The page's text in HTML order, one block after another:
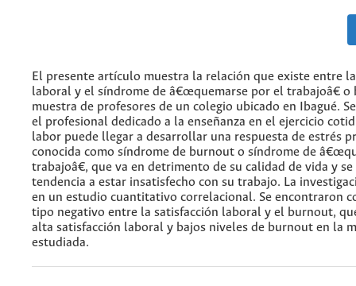
El presente artículo muestra la relación que existe entre
laboral y el síndrome de â€œquemarse por el trabajoâ€ o
muestra de profesores de un colegio ubicado en Ibagué.
el profesional dedicado a la enseñanza en el ejercicio
labor puede llegar a desarrollar una respuesta de estrés
conocida como síndrome de burnout o síndrome de
trabajoâ€, que va en detrimento de su calidad de vida y
tendencia a estar insatisfecho con su trabajo. La
en un estudio cuantitativo correlacional. Se encontraron
tipo negativo entre la satisfacción laboral y el burnout,
alta satisfacción laboral y bajos niveles de burnout en la
estudiada.